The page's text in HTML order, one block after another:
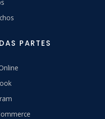
PARTES